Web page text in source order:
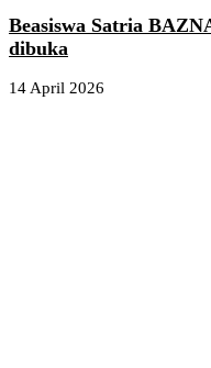
Beasiswa Satria
dibuka
14 April 2026